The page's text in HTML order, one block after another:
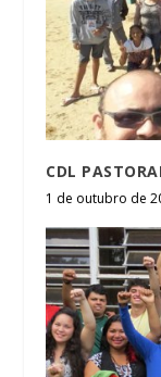
CDL
1 de outubro de